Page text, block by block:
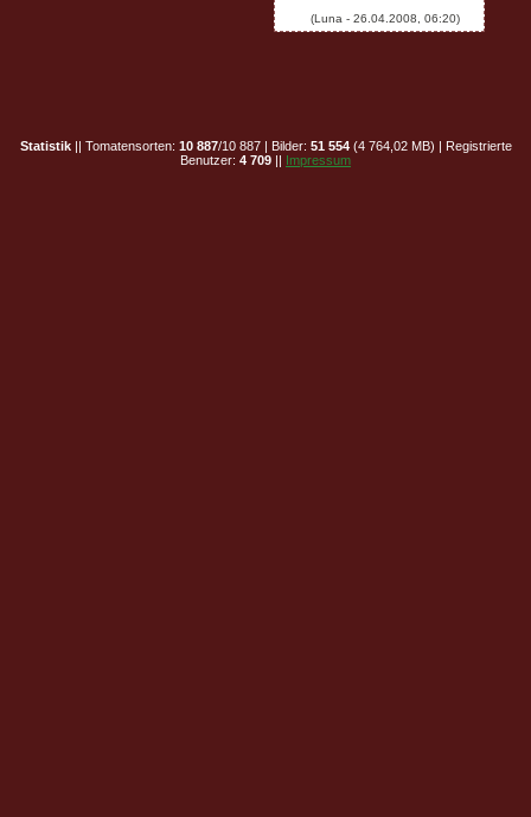
Statistik|| Tomatensorten: 10 887/10 887 | Bilder: 51 554(4 764,02 MB) | Registrierte
Benutzer: 4 709 || Impressum